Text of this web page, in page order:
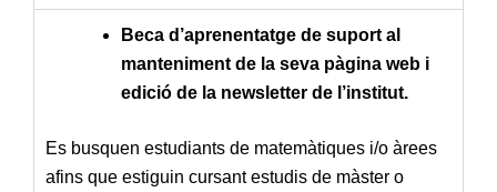
Beca d’aprenentatge de suport al
manteniment de la seva pàgina web i
edició de la newsletter de l’institut.
Es busquen estudiants de matemàtiques i/o àrees
afins que estiguin cursant estudis de màster o